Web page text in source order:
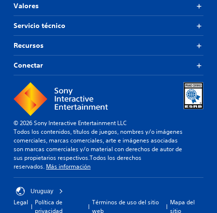
Valores
Servicio técnico
Recursos
Conectar
© 2026 Sony Interactive Entertainment LLC
Todos los contenidos, títulos de juegos, nombres y/o imágenes
comerciales, marcas comerciales, arte e imágenes asociadas
son marcas comerciales y/o material con derechos de autor de
sus propietarios respectivos.Todos los derechos
reservados. Más información
Uruguay
Legal
Política de
privacidad
Términos de uso del sitio
web
Mapa del
sitio